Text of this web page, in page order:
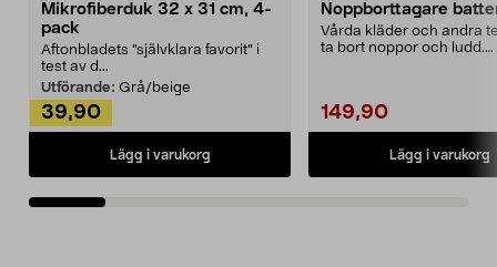
Mikrofiberduk 32 x 31 cm, 4-
pack
Aftonbladets "självklara favorit” i
test av d...
Utförande: Grå/beige
39,90
Lägg i varukorg
Noppborttagare
Vårda kläder och andra
ta bort noppor och ludd.
149,90
Lägg i varukorg